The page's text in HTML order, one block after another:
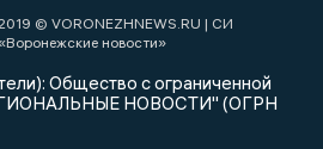
© VORONEZHNEWS.RU | СИ
новости»
Общество с ограниченной
НОВОСТИ" (ОГРН